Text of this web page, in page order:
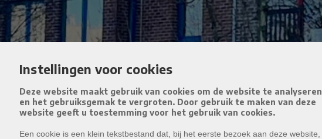
Instellingen voor cookies
Deze website maakt gebruik van cookies om de website te analyseren
en het gebruiksgemak te vergroten. Door gebruik te maken van deze
website geeft u toestemming voor het gebruik van cookies.
Een cookie is een klein tekstbestand dat, bij het eerste bezoek aan deze website,